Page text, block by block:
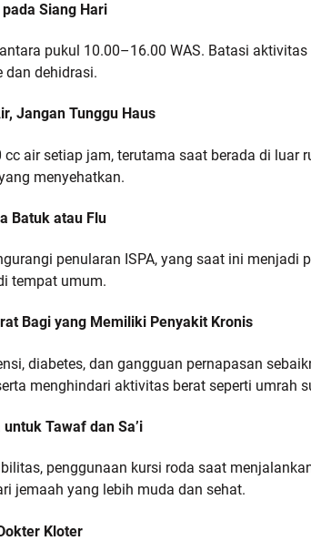
Siang Hari
pukul 10.00–16.00 WAS. Batasi
dan dehidrasi.
Jangan Tunggu Haus
air setiap jam, terutama saat berada di luar
menyehatkan.
Batuk atau Flu
penularan ISPA, yang saat ini
tempat umum.
Bagi yang Memiliki Penyakit Kronis
diabetes, dan gangguan pernapasan
menghindari aktivitas berat seperti umrah
Tawaf dan Sa’i
penggunaan kursi roda saat
jemaah yang lebih muda dan sehat.
Kloter